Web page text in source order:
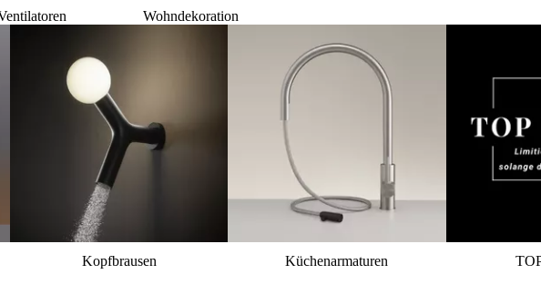
Wohndekoration
Kopfbrausen Küchenarmaturen